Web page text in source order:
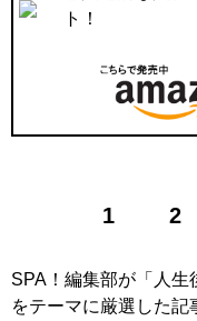
ト！
1 2
SPA！編集部が「人生
をテーマに厳選した